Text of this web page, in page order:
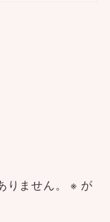
ません。 ※ が